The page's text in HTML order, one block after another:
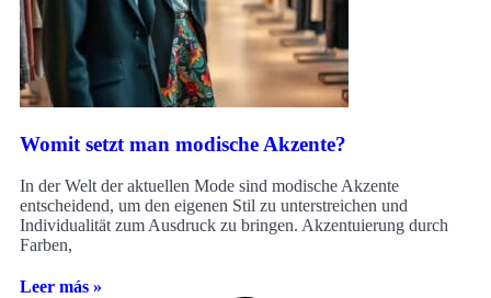
Womit setzt man modische Akzente?
In der Welt der aktuellen Mode sind modische Akzente
entscheidend, um den eigenen Stil zu unterstreichen und
Individualität zum Ausdruck zu bringen. Akzentuierung durch
Farben,
Leer más »